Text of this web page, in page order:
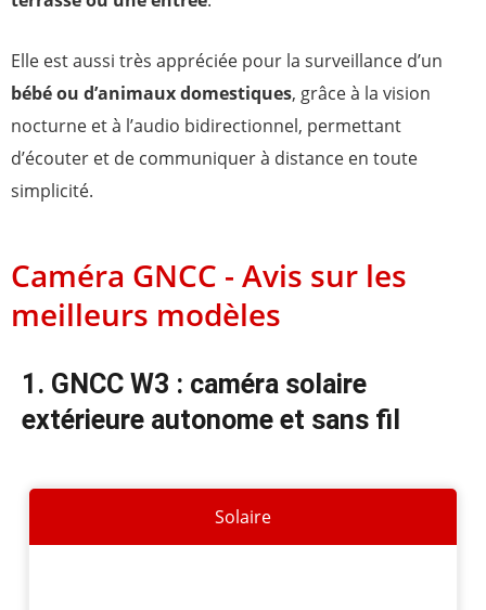
Elle est aussi très appréciée pour la surveillance d’un
bébé ou d’animaux domestiques, grâce à la vision
nocturne et à l’audio bidirectionnel, permettant
d’écouter et de communiquer à distance en toute
simplicité.
Caméra GNCC - Avis sur les
meilleurs modèles
1. GNCC W3 : caméra solaire
extérieure autonome et sans fil
Solaire